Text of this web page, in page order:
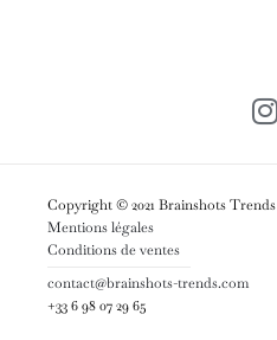
Copyright © 2021 Brainshots Trends
Mentions légales
Conditions de ventes
contact@brainshots-trends.com
+33 6 98 07 29 65